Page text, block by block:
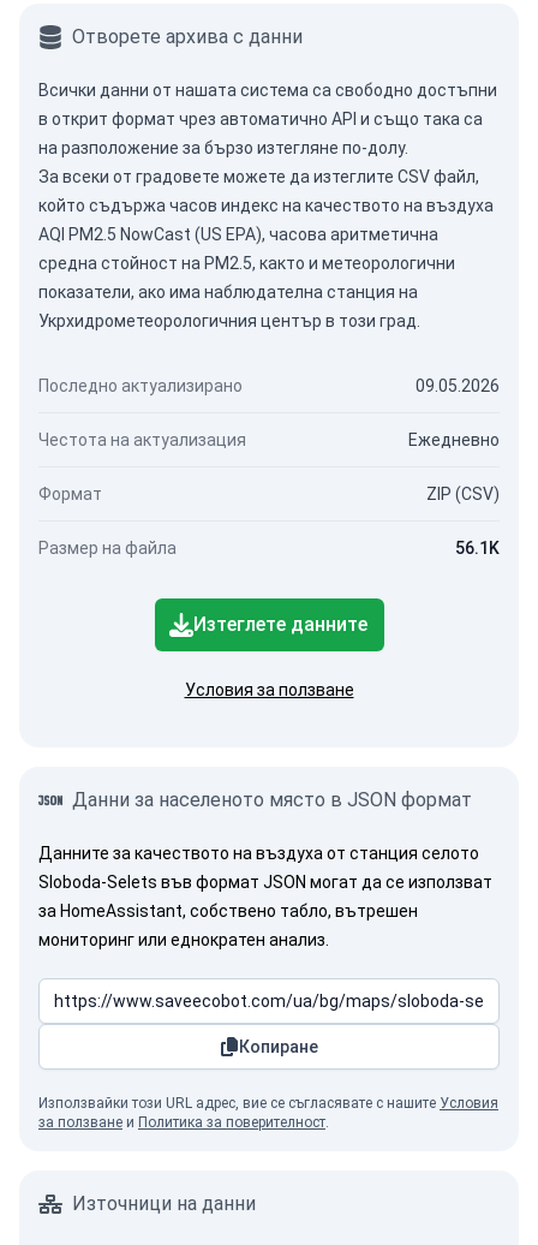
Отворете архива с данни
Всички данни от нашата система са свободно достъпни
в открит формат чрез автоматично API и също така са
на разположение за бързо изтегляне по-долу.
За всеки от градовете можете да изтеглите CSV файл,
който съдържа часов индекс на качеството на въздуха
AQI PM2.5 NowCast (US EPA), часова аритметична
средна стойност на PM2.5, както и метеорологични
показатели, ако има наблюдателна станция на
Укрхидрометеорологичния център в този град.
Последно актуализирано 09.05.2026
Честота на актуализация Ежедневно
Формат ZIP (CSV)
Размер на файла 56.1K
Изтеглете данните
Условия за ползване
Данни за населеното място в JSON формат
Данните за качеството на въздуха от станция селото
Sloboda-Selets във формат JSON могат да се използват
за HomeAssistant, собствено табло, вътрешен
мониторинг или еднократен анализ.
Копиране
Използвайки този URL адрес, вие се съгласявате с нашите Условия
за ползване и Политика за поверителност.
Източници на данни